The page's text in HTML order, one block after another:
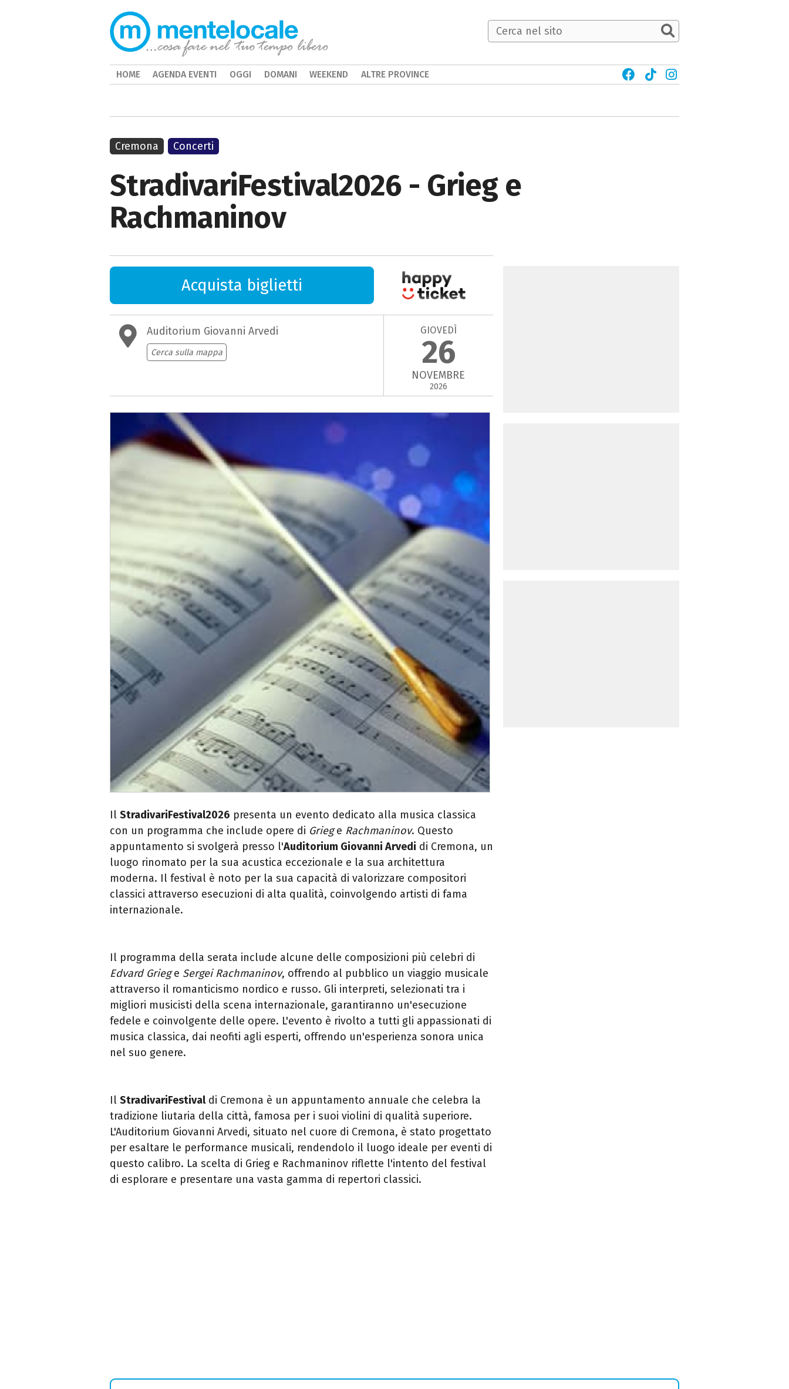
StradivariFestival2026 - Grieg e
Rachmaninov
Acquista biglietti
Auditorium Giovanni Arvedi
Cerca sulla mappa
GIOVEDÌ
26
NOVEMBRE
2026
Il StradivariFestival2026 presenta un evento dedicato alla musica classica
con un programma che include opere di Griege Rachmaninov. Questo
appuntamento si svolgerà presso l'Auditorium Giovanni Arvedi di Cremona, un
luogo rinomato per la sua acustica eccezionale e la sua architettura
moderna. Il festival è noto per la sua capacità di valorizzare compositori
classici attraverso esecuzioni di alta qualità, coinvolgendo artisti di fama
internazionale.
Il programma della serata include alcune delle composizioni più celebri di
Edvard Griege Sergei Rachmaninov, offrendo al pubblico un viaggio musicale
attraverso il romanticismo nordico e russo. Gli interpreti, selezionati tra i
migliori musicisti della scena internazionale, garantiranno un'esecuzione
fedele e coinvolgente delle opere. L'evento è rivolto a tutti gli appassionati di
musica classica, dai neofiti agli esperti, offrendo un'esperienza sonora unica
nel suo genere.
Il StradivariFestivaldi Cremona è un appuntamento annuale che celebra la
tradizione liutaria della città, famosa per i suoi violini di qualità superiore.
L'Auditorium Giovanni Arvedi, situato nel cuore di Cremona, è stato progettato
per esaltare le performance musicali, rendendolo il luogo ideale per eventi di
questo calibro. La scelta di Grieg e Rachmaninov riflette l'intento del festival
di esplorare e presentare una vasta gamma di repertori classici.
Cremona Concerti
HOME AGENDA EVENTI OGGI DOMANI WEEKEND ALTRE PROVINCE